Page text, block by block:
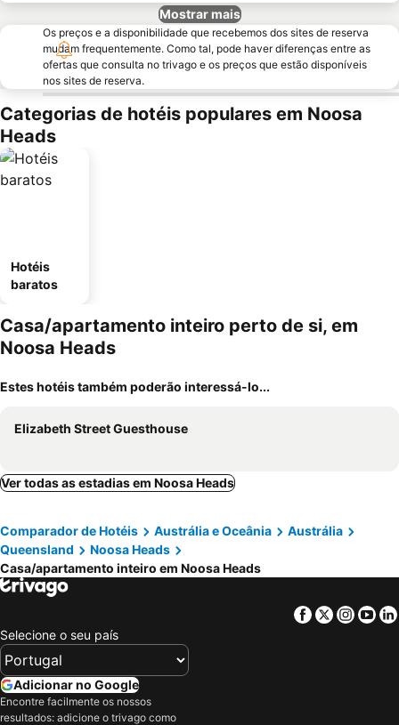
Mostrar mais
Os preços e a disponibilidade que recebemos dos sites de reserva
mudam frequentemente. Como tal, pode haver diferenças entre as
ofertas que consulta no trivago e os preços que estão disponíveis
nos sites de reserva.
Categorias de hotéis populares em Noosa
Heads
Hotéis
baratos
Casa/apartamento inteiro perto de si, em
Noosa Heads
Estes hotéis também poderão interessá-lo...
Elizabeth Street Guesthouse
Ver todas as estadias em Noosa Heads
Comparador de Hotéis Austrália e Oceânia
Austrália
Queensland
Noosa Heads
Casa/apartamento inteiro em Noosa Heads
Facebook
Twitter
Selecione o seu país
Adicionar no Google
Encontre facilmente os nossos
resultados: adicione o trivago como